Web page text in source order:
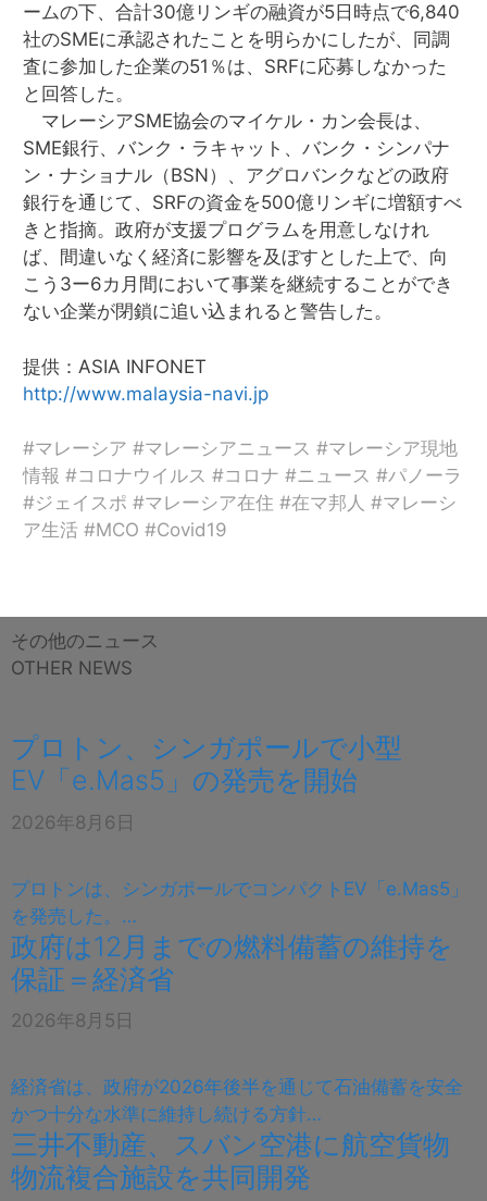
ームの下、合計30億リンギの融資が5日時点で6,840
社のSMEに承認されたことを明らかにしたが、同調
査に参加した企業の51％は、SRFに応募しなかった
と回答した。
マレーシアSME協会のマイケル・カン会長は、
SME銀行、バンク・ラキャット、バンク・シンパナ
ン・ナショナル（BSN）、アグロバンクなどの政府
銀行を通じて、SRFの資金を500億リンギに増額すべ
きと指摘。政府が支援プログラムを用意しなけれ
ば、間違いなく経済に影響を及ぼすとした上で、向
こう3ー6カ月間において事業を継続することができ
ない企業が閉鎖に追い込まれると警告した。
提供：ASIA INFONET
http://www.malaysia-navi.jp
#マレーシア #マレーシアニュース #マレーシア現地
情報 #コロナウイルス #コロナ #ニュース #パノーラ
#ジェイスポ #マレーシア在住 #在マ邦人 #マレーシ
ア生活 #MCO #Covid19
その他のニュース
OTHER NEWS
プロトン、シンガポールで小型
EV「e.Mas5」の発売を開始
2026年8月6日
プロトンは、シンガポールでコンパクトEV「e.Mas5」
を発売した。…
政府は12月までの燃料備蓄の維持を
保証＝経済省
2026年8月5日
経済省は、政府が2026年後半を通じて石油備蓄を安全
かつ十分な水準に維持し続ける方針…
三井不動産、スバン空港に航空貨物
物流複合施設を共同開発